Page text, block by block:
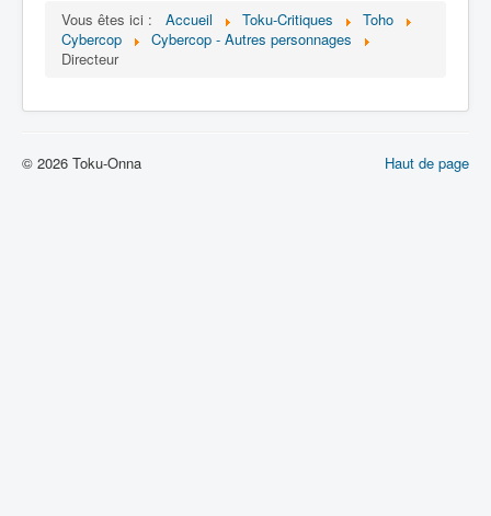
Lexique
cerveau électronique Cybercop
Série
Vous êtes ici : Accueil Toku-Critiques
Toho
Cybercop
Cybercop - Autres personnages
Directeur
Haut de page
© 2026 Toku-Onna